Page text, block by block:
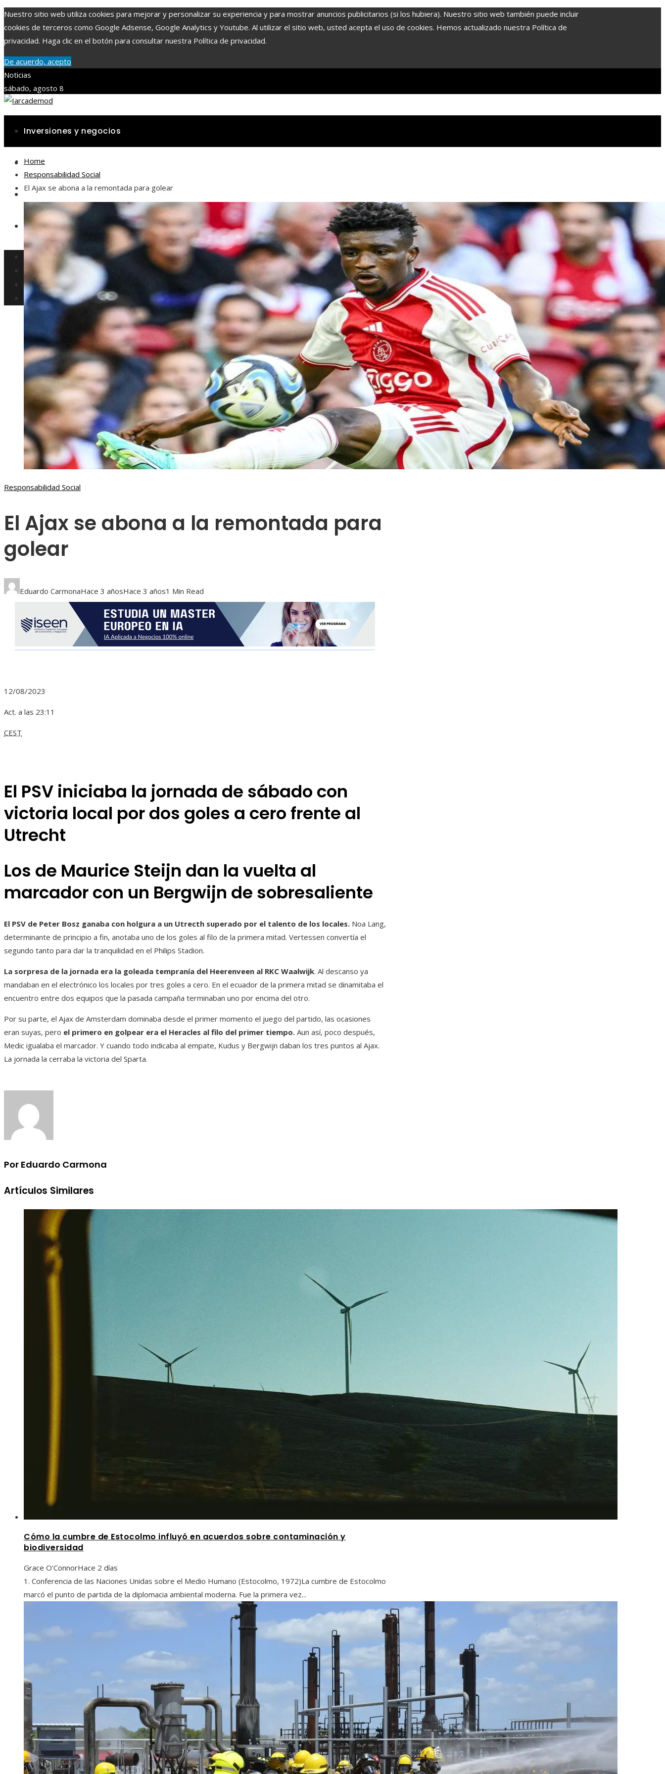
Nuestro sitio web utiliza cookies para mejorar y personalizar su experiencia y para mostrar anuncios publicitarios (si los hubiera). Nuestro sitio web también puede incluir
cookies de terceros como Google Adsense, Google Analytics y Youtube. Al utilizar el sitio web, usted acepta el uso de cookies. Hemos actualizado nuestra Política de
privacidad. Haga clic en el botón para consultar nuestra Política de privacidad.
De acuerdo, acepto
Noticias
sábado, agosto 8
Inversiones y negocios
Ciencia y tecnología
Cultura y ocio
Responsabilidad Social
Inversiones y negocios
Ciencia y tecnología
Cultura y ocio
Responsabilidad Social
Home
Responsabilidad Social
El Ajax se abona a la remontada para golear
Responsabilidad Social
El Ajax se abona a la remontada para
golear
Eduardo CarmonaHace 3 añosHace 3 años1 Min Read
12/08/2023
Act. a las 23:11
CEST
El PSV iniciaba la jornada de sábado con
victoria local por dos goles a cero frente al
Utrecht
Los de Maurice Steijn dan la vuelta al
marcador con un Bergwijn de sobresaliente
El PSV de Peter Bosz ganaba con holgura a un Utrecth superado por el talento de los locales. Noa Lang,
determinante de principio a fin, anotaba uno de los goles al filo de la primera mitad. Vertessen convertía el
segundo tanto para dar la tranquilidad en el Philips Stadion.
La sorpresa de la jornada era la goleada tempranía del Heerenveen al RKC Waalwijk. Al descanso ya
mandaban en el electrónico los locales por tres goles a cero. En el ecuador de la primera mitad se dinamitaba el
encuentro entre dos equipos que la pasada campaña terminaban uno por encima del otro.
Por su parte, el Ajax de Amsterdam dominaba desde el primer momento el juego del partido, las ocasiones
eran suyas, pero el primero en golpear era el Heracles al filo del primer tiempo. Aun así, poco después,
Medic igualaba el marcador. Y cuando todo indicaba al empate, Kudus y Bergwijn daban los tres puntos al Ajax.
La jornada la cerraba la victoria del Sparta.
Por Eduardo Carmona
Artículos Similares
Cómo la cumbre de Estocolmo influyó en acuerdos sobre contaminación y
biodiversidad
Grace O’ConnorHace 2 días
1. Conferencia de las Naciones Unidas sobre el Medio Humano (Estocolmo, 1972)La cumbre de Estocolmo
marcó el punto de partida de la diplomacia ambiental moderna. Fue la primera vez...